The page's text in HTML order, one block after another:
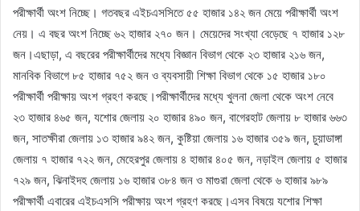
পরীক্ষার্থী অংশ নিচ্ছে। গতবছর এইচএসসিতে ৫৫ হাজার ১৪২ জন মেয়ে পরীক্ষার্থী অংশ
নেয়। এ বছর অংশ নিচ্ছে ৬২ হাজার ২৭০ জন। মেয়েদের সংখ্যা বেড়েছে ৭ হাজার ১২৮
জন।এছাড়া, এ বছরের পরীক্ষার্থীদের মধ্যে বিজ্ঞান বিভাগ থেকে ২৩ হাজার ২১৬ জন,
মানবিক বিভাগে ৮৫ হাজার ৭৫২ জন ও ব্যবসায়ী শিক্ষা বিভাগ থেকে ১৫ হাজার ১৮০
পরীক্ষার্থী পরীক্ষায় অংশ গ্রহণ করছে।পরীক্ষার্থীদের মধ্যে খুলনা জেলা থেকে অংশ নেবে
২৩ হাজার ৪৬৫ জন, যশোর জেলায় ২০ হাজার ৪৯০ জন, বাগেরহাট জেলায় ৮ হাজার ৬৬৩
জন, সাতক্ষীরা জেলায় ১৩ হাজার ৯৪২ জন, কুষ্টিয়া জেলায় ১৬ হাজার ৩৫৯ জন, চুয়াডাঙ্গা
জেলায় ৭ হাজার ৭২২ জন, মেহেরপুর জেলায় ৪ হাজার ৪০৫ জন, নড়াইল জেলায় ৫ হাজার
৭২৯ জন, ঝিনাইদহ জেলায় ১৬ হাজার ৩৮৪ জন ও মাগুরা জেলা থেকে ৬ হাজার ৯৮৯
পরীক্ষার্থী এবারের এইচএসসি পরীক্ষায় অংশ গ্রহণ করছে।এসব বিষয়ে যশোর শিক্ষা